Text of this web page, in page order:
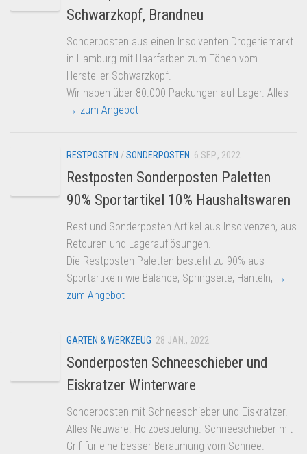
Schwarzkopf, Brandneu
Sonderposten aus einen Insolventen Drogeriemarkt
in Hamburg mit Haarfarben zum Tönen vom
Hersteller Schwarzkopf.
Wir haben über 80.000 Packungen auf Lager. Alles
→ zum Angebot
RESTPOSTEN /SONDERPOSTEN 6 SEP., 2022
Restposten Sonderposten Paletten
90% Sportartikel 10% Haushaltswaren
Rest und Sonderposten Artikel aus Insolvenzen, aus
Retouren und Lagerauflösungen.
Die Restposten Paletten besteht zu 90% aus
Sportartikeln wie Balance, Springseite, Hanteln, →
zum Angebot
GARTEN & WERKZEUG 28 JAN., 2022
Sonderposten Schneeschieber und
Eiskratzer Winterware
Sonderposten mit Schneeschieber und Eiskratzer.
Alles Neuware. Holzbestielung. Schneeschieber mit
Grif für eine besser Beräumung vom Schnee.